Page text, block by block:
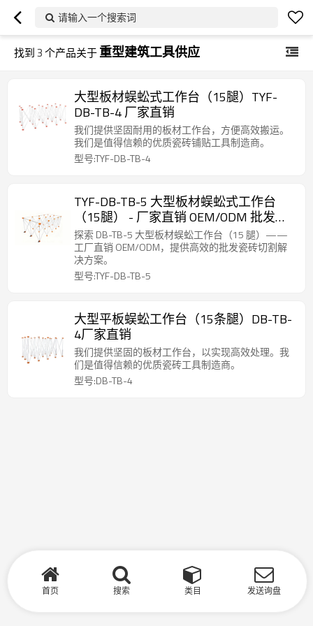
请输入一个搜索词
找到3个产品关于重型建筑工具供应
大型板材蜈蚣式工作台（15腿）TYF-
DB-TB-4 厂家直销
我们提供坚固耐用的板材工作台，方便高效搬运。
我们是值得信赖的优质瓷砖铺贴工具制造商。
型号:TYF-DB-TB-4
TYF-DB-TB-5 大型板材蜈蚣式工作台
（15腿） - 厂家直销 OEM/ODM 批发分
销商解决方案 - 提升您的瓷砖切割效率
探索 DB-TB-5 大型板材蜈蚣工作台（15 腿）——
工厂直销 OEM/ODM，提供高效的批发瓷砖切割解
决方案。
型号:TYF-DB-TB-5
大型平板蜈蚣工作台（15条腿）DB-TB-
4厂家直销
我们提供坚固的板材工作台，以实现高效处理。我
们是值得信赖的优质瓷砖工具制造商。
型号:DB-TB-4
首页 搜索 类目 发送询盘